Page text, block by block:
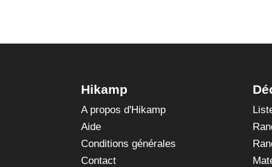
Hikamp
A propos d'Hikamp
Aide
Conditions générales
Contact